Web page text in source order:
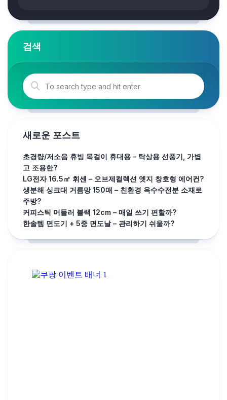
검색
새로운 포스트
초경량/저소음 휴빙 목걸이 휴대용 – 탁상용 선풍기, 가볍
고 조용한?
LG전자 16.5㎡ 휘센 – 오브제컬렉션 엣지 창호형 에어컨?
생분해 싱크대 거름망 150매 – 친환경 옥수수전분 소재로
주방?
커피스틱 머들러 블랙 12cm – 매일 쓰기 편할까?
한솔템 면도기 + 5중 면도날 – 관리하기 쉬울까?